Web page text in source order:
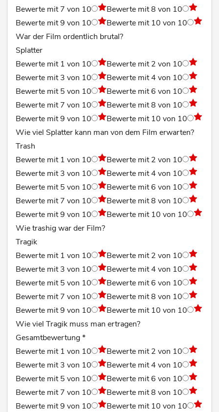
Bewerte mit 7 von 10
Bewerte mit 8 von 10
Bewerte mit 9 von 10
Bewerte mit 10 von 10
War der Film ordentlich brutal?
Splatter
Bewerte mit 1 von 10
Bewerte mit 2 von 10
Bewerte mit 3 von 10
Bewerte mit 4 von 10
Bewerte mit 5 von 10
Bewerte mit 6 von 10
Bewerte mit 7 von 10
Bewerte mit 8 von 10
Bewerte mit 9 von 10
Bewerte mit 10 von 10
Wie viel Splatter kann man von dem Film erwarten?
Trash
Bewerte mit 1 von 10
Bewerte mit 2 von 10
Bewerte mit 3 von 10
Bewerte mit 4 von 10
Bewerte mit 5 von 10
Bewerte mit 6 von 10
Bewerte mit 7 von 10
Bewerte mit 8 von 10
Bewerte mit 9 von 10
Bewerte mit 10 von 10
Wie trashig war der Film?
Tragik
Bewerte mit 1 von 10
Bewerte mit 2 von 10
Bewerte mit 3 von 10
Bewerte mit 4 von 10
Bewerte mit 5 von 10
Bewerte mit 6 von 10
Bewerte mit 7 von 10
Bewerte mit 8 von 10
Bewerte mit 9 von 10
Bewerte mit 10 von 10
Wie viel Tragik muss man ertragen?
Gesamtbewertung*
Bewerte mit 1 von 10
Bewerte mit 2 von 10
Bewerte mit 3 von 10
Bewerte mit 4 von 10
Bewerte mit 5 von 10
Bewerte mit 6 von 10
Bewerte mit 7 von 10
Bewerte mit 8 von 10
Bewerte mit 9 von 10
Bewerte mit 10 von 10